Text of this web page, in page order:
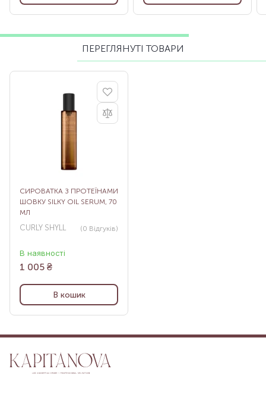
ПЕРЕГЛЯНУТІ ТОВАРИ
СИРОВАТКА З ПРОТЕЇНАМИ
ШОВКУ SILKY OIL SERUM, 70
МЛ
CURLY SHYLL (0 Відгуків)
В наявності
1 005 ₴
В кошик